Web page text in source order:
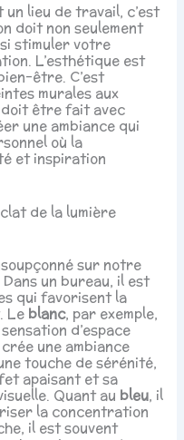
un lieu de travail, c’est
doit non seulement
stimuler votre
L’esthétique est
être. C’est
murales aux
être fait avec
une ambiance qui
où la
et inspiration
de la lumière
sur notre
un bureau, il est
qui favorisent la
Le blanc, par exemple,
d’espace
une ambiance
touche de sérénité,
apaisant et sa
Quant au bleu, il
la concentration
il est souvent